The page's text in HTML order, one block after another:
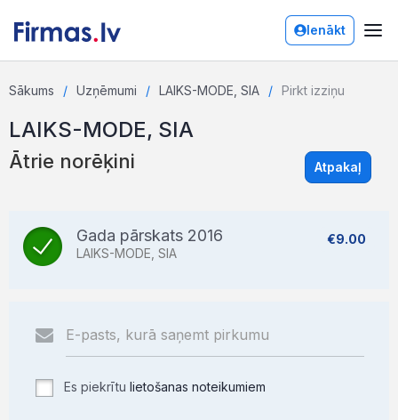
Ienākt
Sākums Uzņēmumi LAIKS-MODE, SIA Pirkt izziņu
LAIKS-MODE, SIA
Ātrie norēķini Atpakaļ
Gada pārskats 2016
LAIKS-MODE, SIA
€9.00
Es piekrītu lietošanas noteikumiem